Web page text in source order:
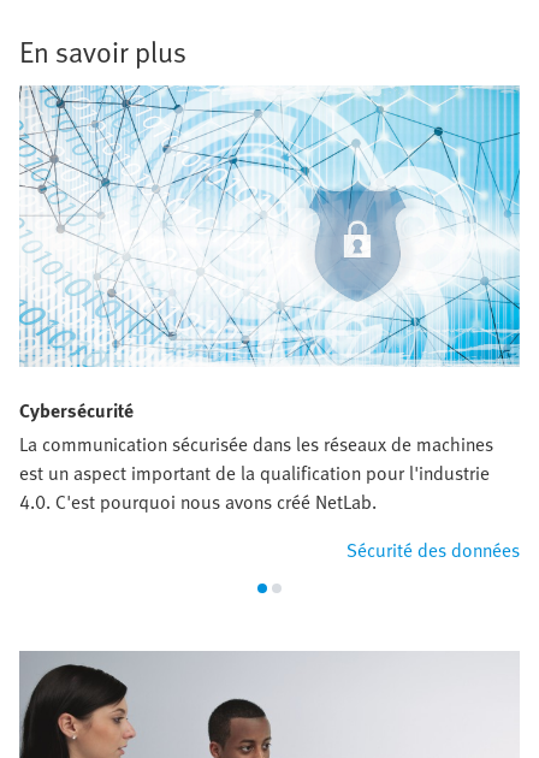
En savoir plus
Cybersécurité
La communication sécurisée dans les réseaux de machines
est un aspect important de la qualification pour l'industrie
4.0. C'est pourquoi nous avons créé NetLab.
Sécurité des données